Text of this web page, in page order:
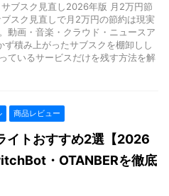
ブスク見直し2026年版 月2万円節
スク見直しで月2万円の節約は現実
動画・音楽・クラウド・ニュースア
積み上がったサブスクを棚卸しし
ているサービスだけを残す方法を解
商品レビュー
イトおすすめ2選【2026
・OTANBERを徹底